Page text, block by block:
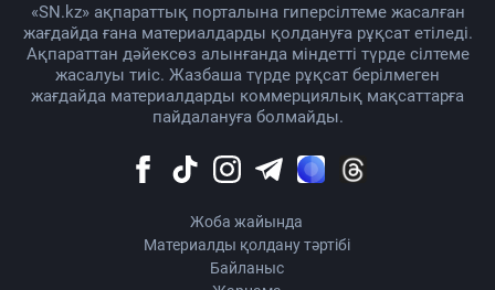
«SN.kz» ақпараттық порталына гиперсілтеме жасалған
жағдайда ғана материалдарды қолдануға рұқсат етіледі.
Ақпараттан дәйексөз алынғанда міндетті түрде сілтеме
жасалуы тиіс. Жазбаша түрде рұқсат берілмеген
жағдайда материалдарды коммерциялық мақсаттарға
пайдалануға болмайды.
Жоба жайында
Материалды қолдану тәртібі
Байланыс